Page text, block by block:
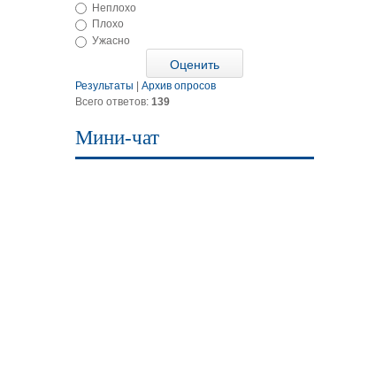
Неплохо
Плохо
Ужасно
Результаты
Архив опросов
Всего ответов: 139
Мини-чат